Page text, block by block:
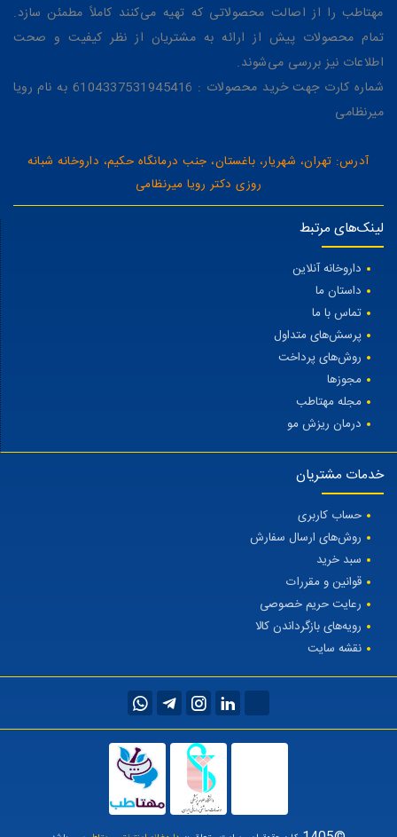
مهتاطب را از اصالت محصولاتی که تهیه می‌کنند کاملاً مطمئن سازد.
تمام محصولات پیش از ارائه به مشتریان از نظر کیفیت و صحت
اطلاعات نیز بررسی می‌شوند.
شماره کارت جهت خرید محصولات : 6104337531945416 به نام رویا
میرنظامی
آدرس: تهران، شهریار، باغستان، جنب درمانگاه حکیم، داروخانه شبانه
روزی دکتر رویا میرنظامی
لینک‌های مرتبط
داروخانه آنلاین
داستان ما
تماس با ما
پرسش‌های متداول
روش‌های پرداخت
مجوزها
مجله مهتاطب
درمان ریزش مو
خدمات مشتریان
حساب کاربری
روش‌های ارسال سفارش
سبد خرید
قوانین و مقررات
رعایت حریم خصوصی
رویه‌های بازگرداندن کالا
نقشه سایت